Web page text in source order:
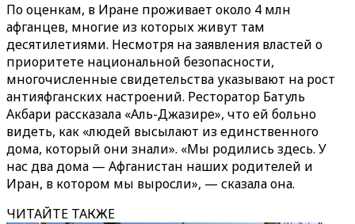
По оценкам, в Иране проживает около 4 млн
афганцев, многие из которых живут там
десятилетиями. Несмотря на заявления властей о
приоритете национальной безопасности,
многочисленные свидетельства указывают на рост
антияфганских настроений. Ресторатор Батуль
Акбари рассказала «Аль-Джазире», что ей больно
видеть, как «людей высылают из единственного
дома, который они знали». «Мы родились здесь. У
нас два дома — Афганистан наших родителей и
Иран, в котором мы выросли», — сказала она.
ЧИТАЙТЕ ТАКЖЕ